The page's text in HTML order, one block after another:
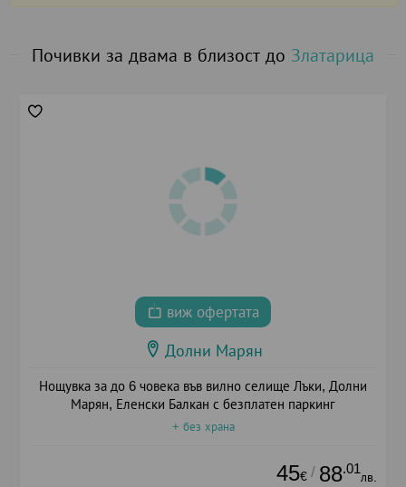
Почивки за двама в близост до Златарица
виж офертата
Долни Марян
Нощувка за до 6 човека във вилно селище Лъки, Долни
Марян, Еленски Балкан с безплатен паркинг
+ без храна
45€ / 88.01
лв.